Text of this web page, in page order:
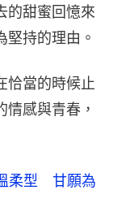
的甜蜜回憶來
持的理由。
恰當的時候止
感與青春，
柔型 甘願為